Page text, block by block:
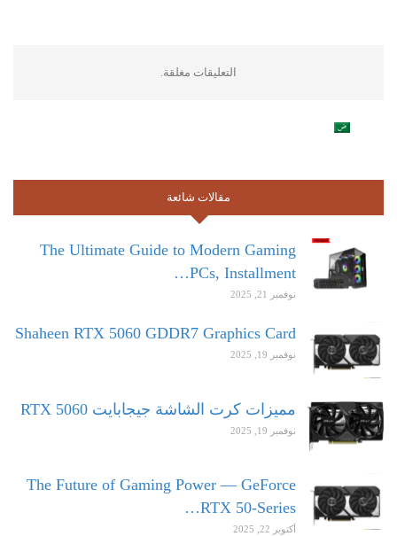
التعليقات مغلقة.
مقالات شائعة
The Ultimate Guide to Modern Gaming
PCs, Installment…
نوفمبر 21, 2025
Shaheen RTX 5060 GDDR7 Graphics Card
نوفمبر 19, 2025
مميزات كرت الشاشة جيجابايت RTX 5060
نوفمبر 19, 2025
The Future of Gaming Power — GeForce
RTX 50-Series…
أكتوبر 22, 2025